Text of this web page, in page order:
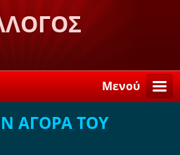
ΣΤΗ
ΒΕΛΕΜΙΝΗ"
Μενού
ΑΓΟΡΑ ΤΟΥ